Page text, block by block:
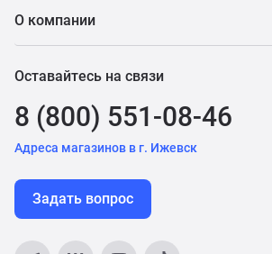
О компании
Оставайтесь на связи
8 (800) 551-08-46
Адреса магазинов в г. Ижевск
Задать вопрос